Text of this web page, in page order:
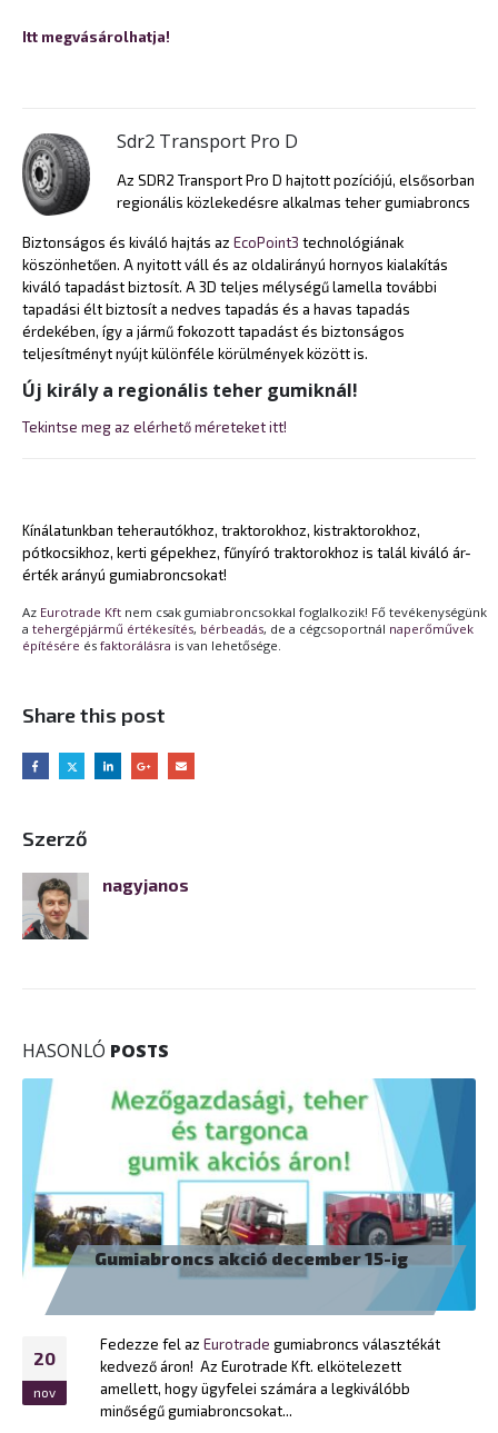
Itt megvásárolhatja!
Sdr2 Transport Pro D
Az SDR2 Transport Pro D hajtott pozíciójú, elsősorban
regionális közlekedésre alkalmas teher gumiabroncs
Biztonságos és kiváló hajtás az EcoPoint3 technológiának
köszönhetően. A nyitott váll és az oldalirányú hornyos kialakítás
kiváló tapadást biztosít. A 3D teljes mélységű lamella további
tapadási élt biztosít a nedves tapadás és a havas tapadás
érdekében, így a jármű fokozott tapadást és biztonságos
teljesítményt nyújt különféle körülmények között is.
Új király a regionális teher gumiknál!
Tekintse meg az elérhető méreteket itt!
Kínálatunkban teherautókhoz, traktorokhoz, kistraktorokhoz,
pótkocsikhoz, kerti gépekhez, fűnyíró traktorokhoz is talál kiváló ár-
érték arányú gumiabroncsokat!
Az Eurotrade Kft nem csak gumiabroncsokkal foglalkozik! Fő tevékenységünk
a tehergépjármű értékesítés, bérbeadás, de a cégcsoportnál naperőművek
építésére és faktorálásra is van lehetősége.
Share this post
Szerző
nagyjanos
HASONLÓ POSTS
Sailun újabb gumiabroncs gyára-
hírek-2025-09
A Sailun beruház a megvásárolt Bridgestone
gumiabroncsgyár bővítésébe és új gyárat épít
Egyiptomban. Miután júliusban felvásárolta a
Bridgestone kínai haszongépjármű-abroncs